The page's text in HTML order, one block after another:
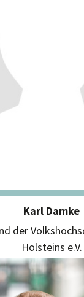
Karl Damke
der
Holsteins e.V.